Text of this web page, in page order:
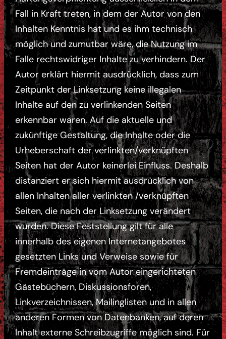
Fall in Kraft treten, in dem der Autor von den
Inhalten Kenntnis hat und es ihm technisch
möglich und zumutbar wäre, die Nutzung im
Falle rechtswidriger Inhalte zu verhindern. Der
Autor erklärt hiermit ausdrücklich, dass zum
Zeitpunkt der Linksetzung keine illegalen
Inhalte auf den zu verlinkenden Seiten
erkennbar waren. Auf die aktuelle und
zukünftige Gestaltung, die Inhalte oder die
Urheberschaft der verlinkten/verknüpften
Seiten hat der Autor keinerlei Einfluss. Deshalb
distanziert er sich hiermit ausdrücklich von
allen Inhalten aller verlinkten /verknüpften
Seiten, die nach der Linksetzung verändert
wurden. Diese Feststellung gilt für alle
innerhalb des eigenen Internetangebotes
gesetzten Links und Verweise sowie für
Fremdeinträge in vom Autor eingerichteten
Gästebüchern, Diskussionsforen,
Linkverzeichnissen, Mailinglisten und in allen
anderen Formen von Datenbanken, auf deren
Inhalt externe Schreibzugriffe möglich sind. Für